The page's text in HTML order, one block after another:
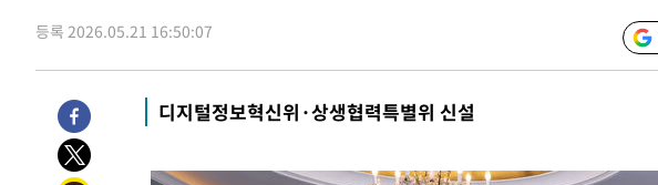
병태 후임
-14050초 전 >[속보]국힘 윤리위, '돌려차기 발언' 진종오·서범수 징계 절차 개시
-9375초 전 >[속보] 7월 중국 수출 23.9%↑ 수입 27.5%↑…무역총액 25.3%↑
-6535초 전 >
[속보]'채상병 순직 책임' 임성근, 항소심도 징역 3년
-6401초 전 >
[속보]종합특검, '관저이전 봐주기 감사' 유병호 구속기소
-3001초 전 >
등록 2026.05.21 16:50:07
디지털정보혁신위·상생협력특별위 신설